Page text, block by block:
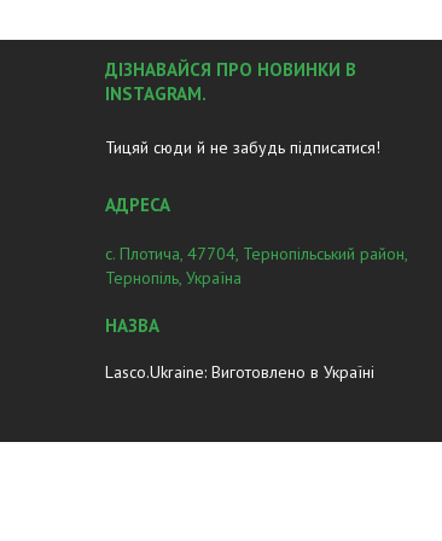
ДІЗНАВАЙСЯ ПРО НОВИНКИ В
INSTAGRAM.
Тицяй сюди й не забудь підписатися!
с. Плотича, 47704, Тернопільський район,
Тернопіль, Україна
Lasco.Ukraine: Виготовлено в Україні